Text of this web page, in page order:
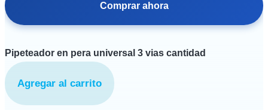
Comprar ahora
Pipeteador en pera universal 3 vias cantidad
Agregar al carrito